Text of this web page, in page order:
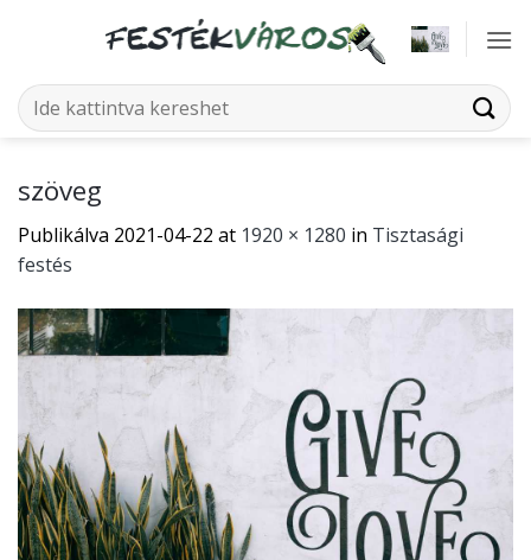
Keresés
a
szöveg
Publikálva 2021-04-22 at 1920 × 1280 in Tisztasági
festés